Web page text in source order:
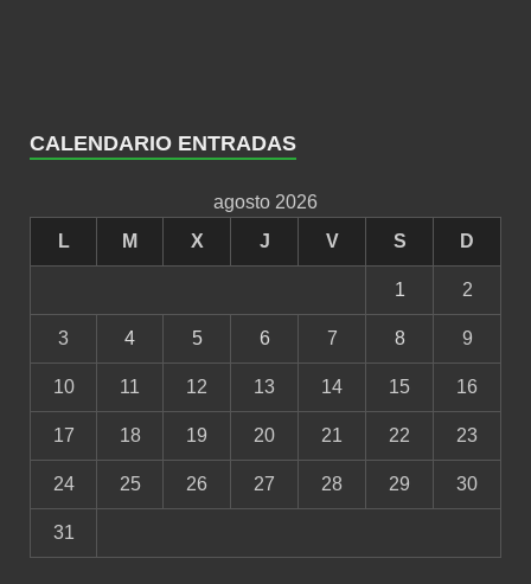
CALENDARIO ENTRADAS
agosto 2026
L
M X J V S D
1 2
3 4 5 6 7 8 9
10 11 12 13 14 15 16
17 18 19 20 21 22 23
24 25 26 27 28 29 30
31